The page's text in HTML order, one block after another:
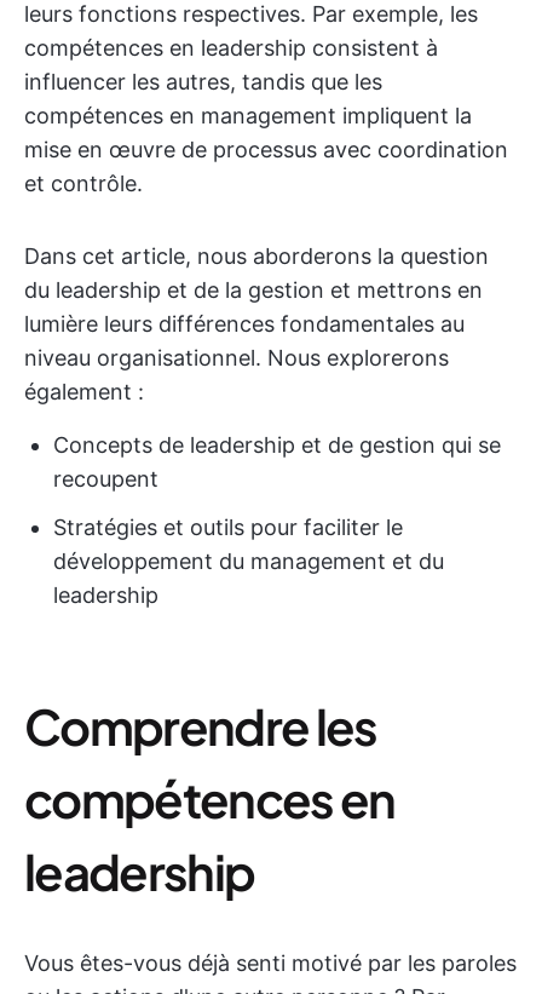
leurs fonctions respectives. Par exemple, les
compétences en leadership consistent à
influencer les autres, tandis que les
compétences en management impliquent la
mise en œuvre de processus avec coordination
et contrôle.
Dans cet article, nous aborderons la question
du leadership et de la gestion et mettrons en
lumière leurs différences fondamentales au
niveau organisationnel. Nous explorerons
également :
Concepts de leadership et de gestion qui se
recoupent
Stratégies et outils pour faciliter le
développement du management et du
leadership
Comprendre les
compétences en
leadership
Vous êtes-vous déjà senti motivé par les paroles